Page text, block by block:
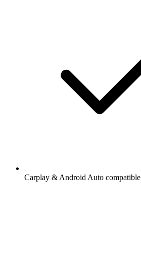
Carplay & Android Auto compatible